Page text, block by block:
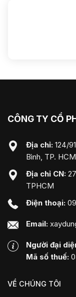
CÔNG TY CỔ
Địa chỉ: 124/
Bình, TP.
Địa chỉ CN:
TPHCM
Điện thoại:
Email:
Người đại
Mã số thuế:
VỀ CHÚNG TÔI